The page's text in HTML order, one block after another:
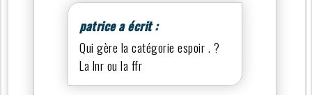
patrice a écrit :
Qui gère la catégorie espoir . ?
La lnr ou la ffr